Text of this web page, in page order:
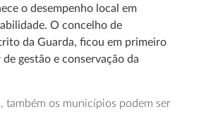
o desempenho local em
O concelho de
da Guarda, ficou em primeiro
gestão e conservação da
também os municípios podem ser